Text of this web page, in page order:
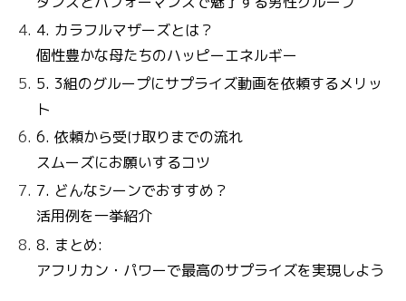
4. カラフルマザーズとは？
個性豊かな母たちのハッピーエネルギー
5. 3組のグループにサプライズ動画を依頼するメリッ
ト
6. 依頼から受け取りまでの流れ
スムーズにお願いするコツ
7. どんなシーンでおすすめ？
活用例を一挙紹介
8. まとめ:
アフリカン・パワーで最高のサプライズを実現しよう